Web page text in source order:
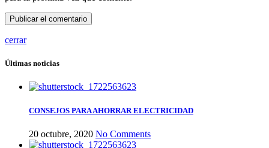
cerrar
Últimas noticias
CONSEJOS PARA AHORRAR ELECTRICIDAD
20 octubre, 2020 No Comments